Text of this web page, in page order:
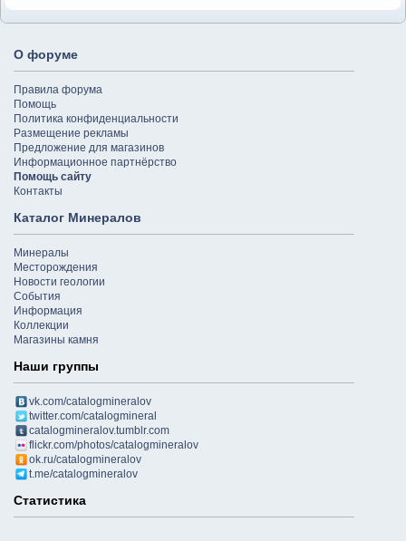
О форуме
Правила форума
Помощь
Политика конфиденциальности
Размещение рекламы
Предложение для магазинов
Информационное партнёрство
Помощь сайту
Контакты
Каталог Минералов
Минералы
Месторождения
Новости геологии
События
Информация
Коллекции
Магазины камня
Наши группы
vk.com/catalogmineralov
twitter.com/catalogmineral
catalogmineralov.tumblr.com
flickr.com/photos/catalogmineralov
ok.ru/catalogmineralov
t.me/catalogmineralov
Статистика